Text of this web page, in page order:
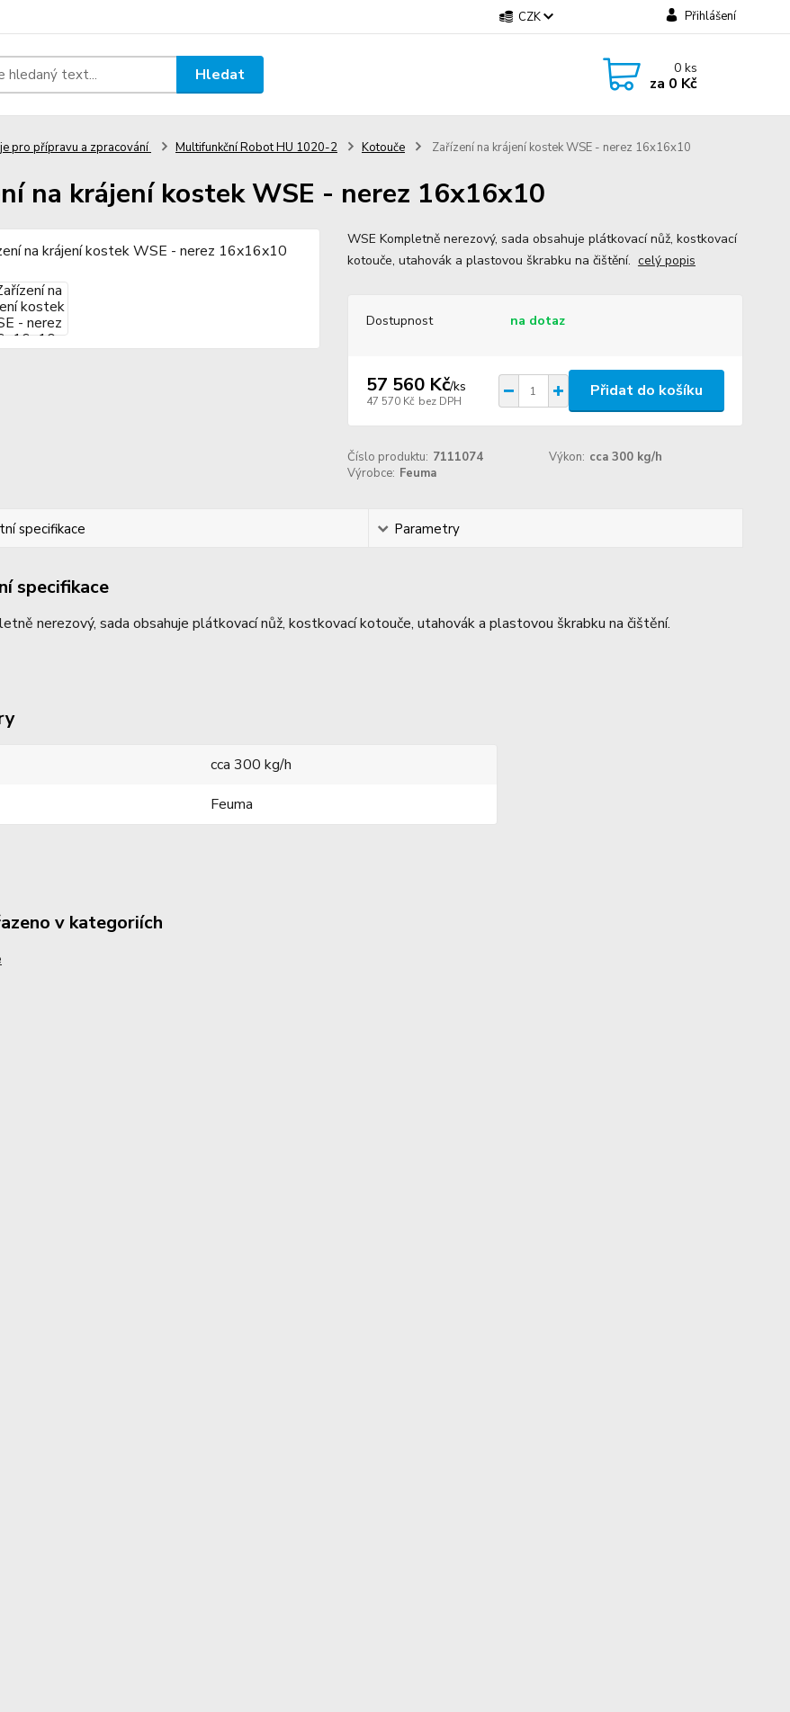
CZK Přihlášení
Hledat 0ks
za 0 Kč
pro přípravu a zpracování Multifunkční Robot HU 1020-2 Kotouče Zařízení na krájení kostek WSE - nerez 16x16x10
na krájení kostek WSE - nerez 16x16x10
WSE Kompletně nerezový, sada obsahuje plátkovací nůž, kostkovací
kotouče, utahovák a plastovou škrabku na čištění. celý popis
Dostupnost na dotaz
57 560 Kč/ks
47 570 Kč bez DPH
Přidat do košíku
Číslo produktu: 7111074 Výkon: cca 300 kg/h
Výrobce: Feuma
specifikace Parametry
specifikace
nerezový, sada obsahuje plátkovací nůž, kostkovací kotouče, utahovák a plastovou škrabku na čištění.
cca 300 kg/h
Feuma
v kategoriích